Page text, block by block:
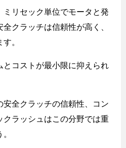
リセック単位でモータと発
クラッチは信頼性が高く、
。
とコストが最小限に抑えられ
全クラッチの信頼性、コン
クラッシュはこの分野では重